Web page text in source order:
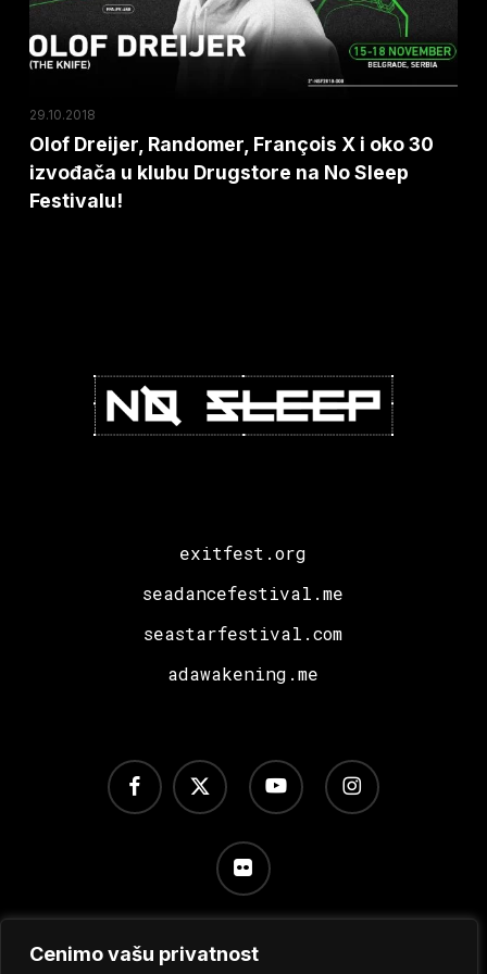
Cenimo vašu privatnost
oko
30
u
klubu
Drugstore
na
29.10.2018
Olof Dreijer, Randomer, François X i oko 30
izvođača u klubu Drugstore na No Sleep
Festivalu!
exitfest.org
seadancefestival.me
seastarfestival.com
adawakening.me
x-
twitter
facebook youtube instagram
flickr